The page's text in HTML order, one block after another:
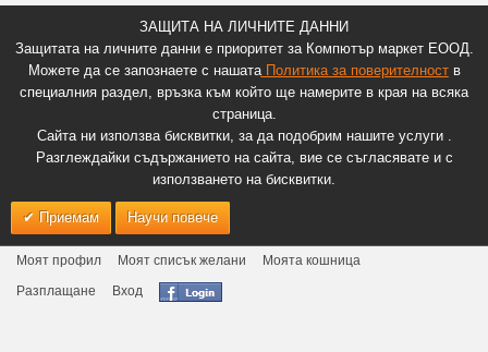
ЗАЩИТА НА ЛИЧНИТЕ ДАННИ
Защитата на личните данни е приоритет за Компютър маркет ЕООД.
Можете да се запознаете с нашатаПолитика за поверителноств
специалния раздел, връзка към който ще намерите в края на всяка
страница.
Сайта ни използва бисквитки, за да подобрим нашите услуги .
Разглеждайки съдържанието на сайта, вие се съгласявате и с
използването на бисквитки.
Приемам Научи повече
Моят профил Моят списък желани
Моята кошница
Разплащане
Вход